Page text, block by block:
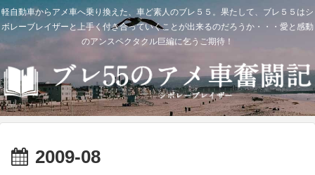
軽自動車からアメ車へ乗り換えた、車ど素人のブレ５５。果たして、ブレ５５はシ
ボレーブレイザーと上手く付き合っていくことが出来るのだろうか・・・愛と感動
のアンスペクタクル巨編に乞うご期待！
2009-08